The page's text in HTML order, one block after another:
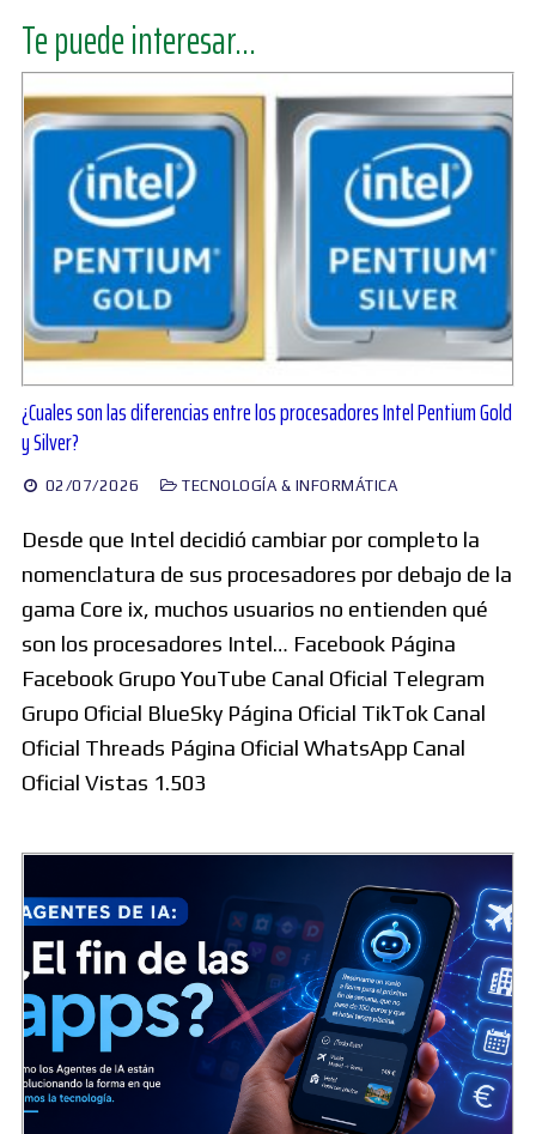
Te puede interesar...
¿Cuales son las diferencias entre los procesadores Intel Pentium Gold
y Silver?
02/07/2026 TECNOLOGÍA & INFORMÁTICA
Desde que Intel decidió cambiar por completo la
nomenclatura de sus procesadores por debajo de la
gama Core ix, muchos usuarios no entienden qué
son los procesadores Intel… Facebook Página
Facebook Grupo YouTube Canal Oficial Telegram
Grupo Oficial BlueSky Página Oficial TikTok Canal
Oficial Threads Página Oficial WhatsApp Canal
Oficial Vistas 1.503